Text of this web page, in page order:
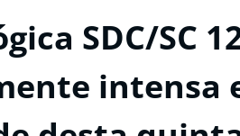
SDC/SC
intensa